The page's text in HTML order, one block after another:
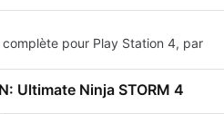
pour Play Station 4, par
Ultimate Ninja STORM 4